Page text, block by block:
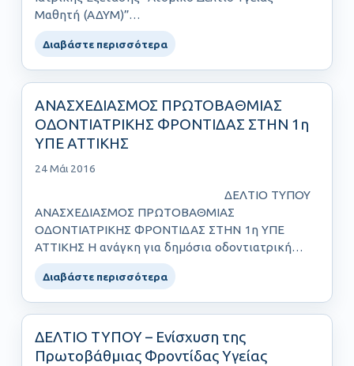
Μαθητή (ΑΔΥΜ)”…
Διαβάστε περισσότερα
ΑΝΑΣΧΕΔΙΑΣΜΟΣ ΠΡΩΤΟΒΑΘΜΙΑΣ
ΟΔΟΝΤΙΑΤΡΙΚΗΣ ΦΡΟΝΤΙΔΑΣ ΣΤΗΝ 1η
ΥΠΕ ΑΤΤΙΚΗΣ
24 Μάι 2016
ΔΕΛΤΙΟ ΤΥΠΟΥ
ΑΝΑΣΧΕΔΙΑΣΜΟΣ ΠΡΩΤΟΒΑΘΜΙΑΣ
ΟΔΟΝΤΙΑΤΡΙΚΗΣ ΦΡΟΝΤΙΔΑΣ ΣΤΗΝ 1η ΥΠΕ
ΑΤΤΙΚΗΣ Η ανάγκη για δημόσια οδοντιατρική
περίθαλψη γίνεται……
Διαβάστε περισσότερα
ΔΕΛΤΙΟ ΤΥΠΟΥ – Ενίσχυση της
Πρωτοβάθμιας Φροντίδας Υγείας